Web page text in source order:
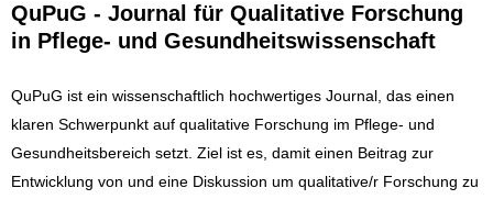
QuPuG - Journal für Qualitative Forschung
in Pflege- und Gesundheitswissenschaft
QuPuG ist ein wissenschaftlich hochwertiges Journal, das einen
klaren Schwerpunkt auf qualitative Forschung im Pflege- und
Gesundheitsbereich setzt. Ziel ist es, damit einen Beitrag zur
Entwicklung von und eine Diskussion um qualitative/r Forschung zu